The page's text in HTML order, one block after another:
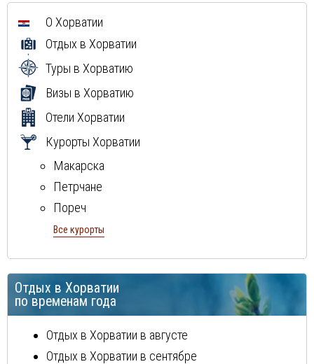
О Хорватии
Отдых в Хорватии
Туры в Хорватию
Визы в Хорватию
Отели Хорватии
Курорты Хорватии
Макарска
Петрчане
Пореч
Пула
Сплит
Трогир
Тучепи
Шибеник
Все курорты
Отдых в Хорватии
по временам года
Отдых в Хорватии в августе
Отдых в Хорватии в сентябре